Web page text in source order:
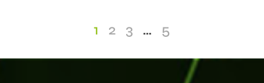
1 2 3 … 5